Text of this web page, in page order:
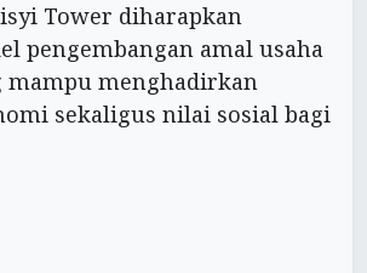
Tower diharapkan
pengembangan amal usaha
mampu menghadirkan
sekaligus nilai sosial bagi